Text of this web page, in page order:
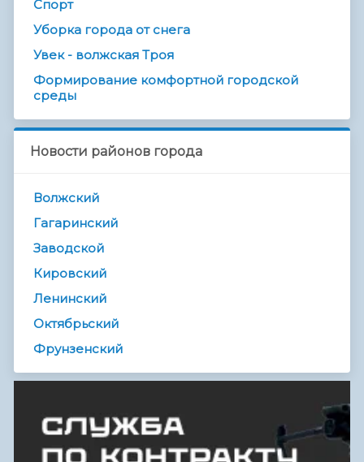
Спорт
Уборка города от снега
Увек - волжская Троя
Формирование комфортной городской
среды
Новости районов города
Волжский
Гагаринский
Заводской
Кировский
Ленинский
Октябрьский
Фрунзенский